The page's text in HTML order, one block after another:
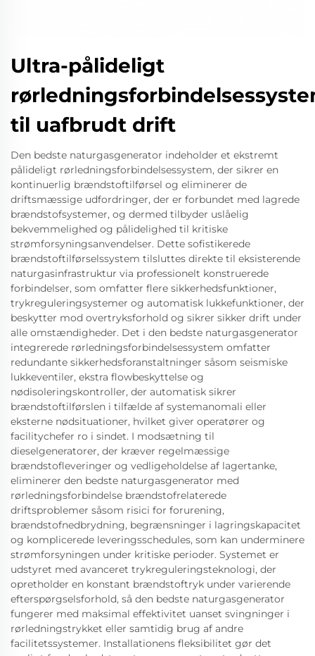
Ultra-pålideligt
til uafbrudt drift
Den bedste naturgasgenerator indeholder et ekstremt
pålideligt rørledningsforbindelsessystem, der sikrer en
kontinuerlig brændstoftilførsel og eliminerer de
driftsmæssige udfordringer, der er forbundet med lagrede
brændstofsystemer, og dermed tilbyder uslåelig
bekvemmelighed og pålidelighed til kritiske
strømforsyningsanvendelser. Dette sofistikerede
brændstoftilførselssystem tilsluttes direkte til eksisterende
naturgasinfrastruktur via professionelt konstruerede
forbindelser, som omfatter flere sikkerhedsfunktioner,
trykreguleringsystemer og automatisk lukkefunktioner, der
beskytter mod overtryksforhold og sikrer sikker drift under
alle omstændigheder. Det i den bedste naturgasgenerator
integrerede rørledningsforbindelsessystem omfatter
redundante sikkerhedsforanstaltninger såsom seismiske
lukkeventiler, ekstra flowbeskyttelse og
nødisoleringskontroller, der automatisk sikrer
brændstoftilførslen i tilfælde af systemanomali eller
eksterne nødsituationer, hvilket giver operatører og
facilitychefer ro i sindet. I modsætning til
dieselgeneratorer, der kræver regelmæssige
brændstofleveringer og vedligeholdelse af lagertanke,
eliminerer den bedste naturgasgenerator med
rørledningsforbindelse brændstofrelaterede
driftsproblemer såsom risici for forurening,
brændstofnedbrydning, begrænsninger i lagringskapacitet
og komplicerede leveringsschedules, som kan underminere
strømforsyningen under kritiske perioder. Systemet er
udstyret med avanceret trykreguleringsteknologi, der
opretholder en konstant brændstoftryk under varierende
efterspørgselsforhold, så den bedste naturgasgenerator
fungerer med maksimal effektivitet uanset svingninger i
rørledningstrykket eller samtidig brug af andre
facilitetssystemer. Installationens fleksibilitet gør det